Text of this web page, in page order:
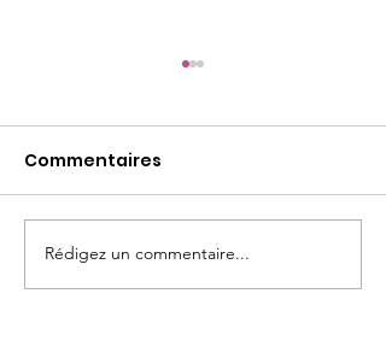
Comprendre la
dépression et trouver
Commentaires
Rédigez un commentaire...